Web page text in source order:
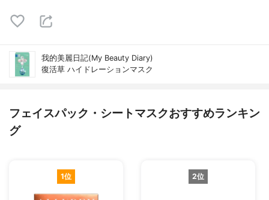
我的美麗日記(My Beauty Diary)
復活草 ハイドレーションマスク
フェイスパック・シートマスクおすすめランキン
グ
1位 2位